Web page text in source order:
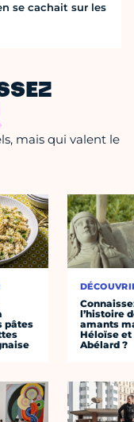
se cachait sur les
mais qui valent le
pâtes
l’histoire
amants
Héloïse et
Abélard ?